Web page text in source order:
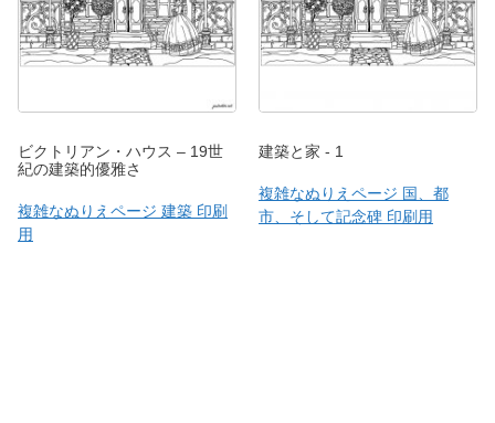
ビクトリアン・ハウス – 19世
紀の建築的優雅さ
複雑なぬりえページ 建築 印刷
用
建築と家 - 1
複雑なぬりえページ 国、都
市、そして記念碑 印刷用